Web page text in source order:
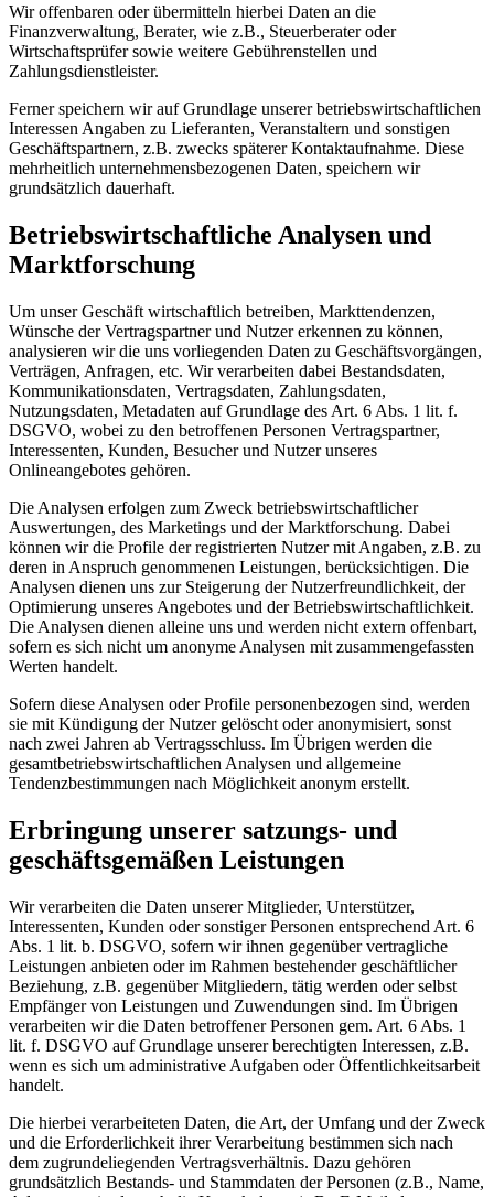
Wir offenbaren oder übermitteln hierbei Daten an die
Finanzverwaltung, Berater, wie z.B., Steuerberater oder
Wirtschaftsprüfer sowie weitere Gebührenstellen und
Zahlungsdienstleister.
Ferner speichern wir auf Grundlage unserer betriebswirtschaftlichen
Interessen Angaben zu Lieferanten, Veranstaltern und sonstigen
Geschäftspartnern, z.B. zwecks späterer Kontaktaufnahme. Diese
mehrheitlich unternehmensbezogenen Daten, speichern wir
grundsätzlich dauerhaft.
Betriebswirtschaftliche Analysen und
Marktforschung
Um unser Geschäft wirtschaftlich betreiben, Markttendenzen,
Wünsche der Vertragspartner und Nutzer erkennen zu können,
analysieren wir die uns vorliegenden Daten zu Geschäftsvorgängen,
Verträgen, Anfragen, etc. Wir verarbeiten dabei Bestandsdaten,
Kommunikationsdaten, Vertragsdaten, Zahlungsdaten,
Nutzungsdaten, Metadaten auf Grundlage des Art. 6 Abs. 1 lit. f.
DSGVO, wobei zu den betroffenen Personen Vertragspartner,
Interessenten, Kunden, Besucher und Nutzer unseres
Onlineangebotes gehören.
Die Analysen erfolgen zum Zweck betriebswirtschaftlicher
Auswertungen, des Marketings und der Marktforschung. Dabei
können wir die Profile der registrierten Nutzer mit Angaben, z.B. zu
deren in Anspruch genommenen Leistungen, berücksichtigen. Die
Analysen dienen uns zur Steigerung der Nutzerfreundlichkeit, der
Optimierung unseres Angebotes und der Betriebswirtschaftlichkeit.
Die Analysen dienen alleine uns und werden nicht extern offenbart,
sofern es sich nicht um anonyme Analysen mit zusammengefassten
Werten handelt.
Sofern diese Analysen oder Profile personenbezogen sind, werden
sie mit Kündigung der Nutzer gelöscht oder anonymisiert, sonst
nach zwei Jahren ab Vertragsschluss. Im Übrigen werden die
gesamtbetriebswirtschaftlichen Analysen und allgemeine
Tendenzbestimmungen nach Möglichkeit anonym erstellt.
Erbringung unserer satzungs- und
geschäftsgemäßen Leistungen
Wir verarbeiten die Daten unserer Mitglieder, Unterstützer,
Interessenten, Kunden oder sonstiger Personen entsprechend Art. 6
Abs. 1 lit. b. DSGVO, sofern wir ihnen gegenüber vertragliche
Leistungen anbieten oder im Rahmen bestehender geschäftlicher
Beziehung, z.B. gegenüber Mitgliedern, tätig werden oder selbst
Empfänger von Leistungen und Zuwendungen sind. Im Übrigen
verarbeiten wir die Daten betroffener Personen gem. Art. 6 Abs. 1
lit. f. DSGVO auf Grundlage unserer berechtigten Interessen, z.B.
wenn es sich um administrative Aufgaben oder Öffentlichkeitsarbeit
handelt.
Die hierbei verarbeiteten Daten, die Art, der Umfang und der Zweck
und die Erforderlichkeit ihrer Verarbeitung bestimmen sich nach
dem zugrundeliegenden Vertragsverhältnis. Dazu gehören
grundsätzlich Bestands- und Stammdaten der Personen (z.B., Name,